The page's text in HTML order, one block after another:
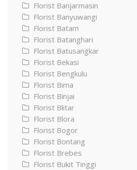
Florist Banjarmasin
Florist Banyuwangi
Florist Batam
Florist Batanghari
Florist Batusangkar
Florist Bekasi
Florist Bengkulu
Florist Bima
Florist Binjai
Florist Blitar
Florist Blora
Florist Bogor
Florist Bontang
Florist Brebes
Florist Bukit Tinggi